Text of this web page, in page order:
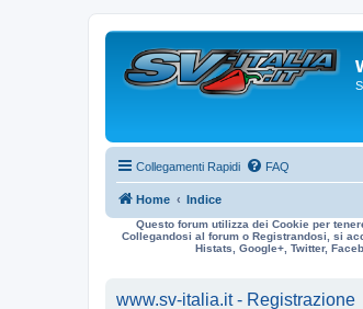
Collegamenti Rapidi FAQ
Home Indice
Questo forum utilizza dei Cookie per
Collegandosi al forum o Registrandosi, si
Histats, Google+, Twitter,
www.sv-italia.it - Registrazione